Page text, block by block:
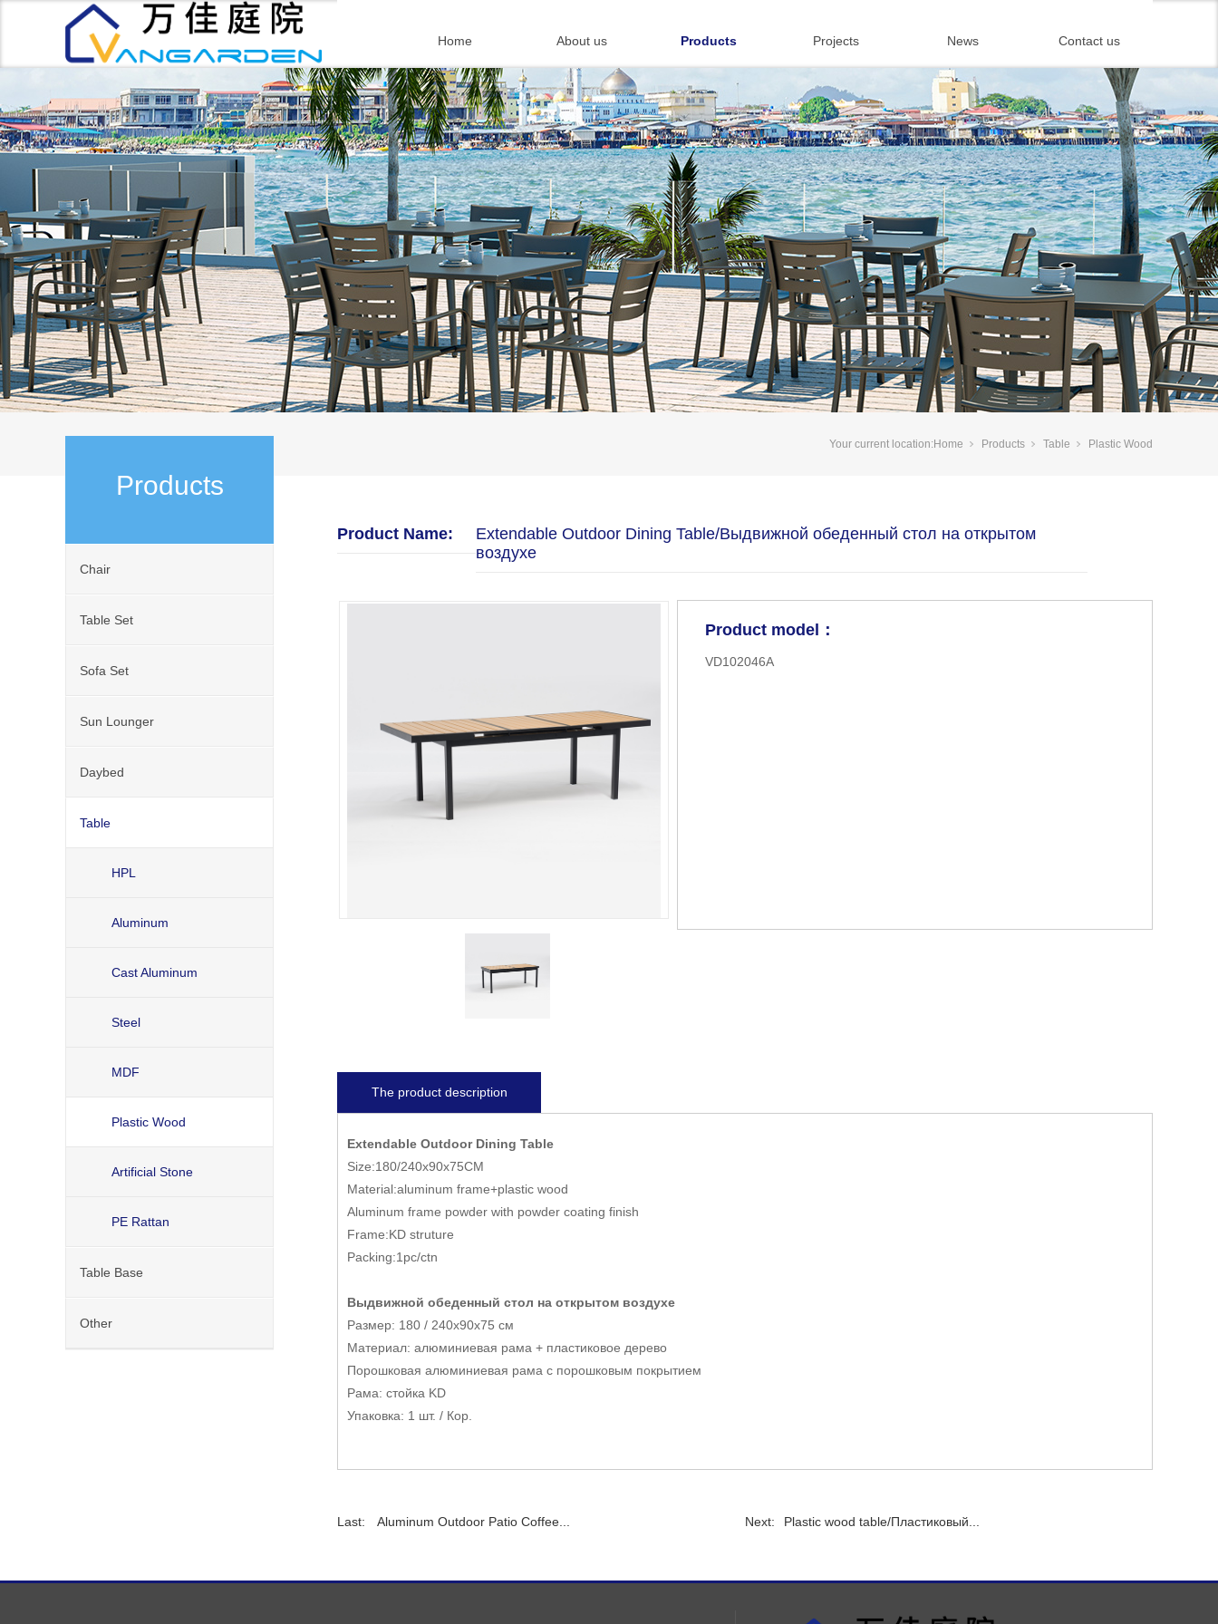
Home About us Products Projects News Contact us
Products
Chair
Table Set
Sofa Set
Sun Lounger
Daybed
Table
HPL
Aluminum
Cast Aluminum
Steel
MDF
Plastic Wood
Artificial Stone
PE Rattan
Table Base
Other
Your current location:Home Products Table Plastic Wood
Product Name:
Extendable Outdoor Dining Table/Выдвижной обеденный стол на открытом
воздухе
Product model：
VD102046A
The product description
Extendable Outdoor Dining Table
Size:180/240x90x75CM
Material:aluminum frame+plastic wood
Aluminum frame powder with powder coating finish
Frame:KD struture
Packing:1pc/ctn
Выдвижной обеденный стол на открытом воздухе
Размер: 180 / 240x90x75 см
Материал: алюминиевая рама + пластиковое дерево
Порошковая алюминиевая рама с порошковым покрытием
Рама: стойка KD
Упаковка: 1 шт. / Кор.
Last: Aluminum Outdoor Patio Coffee... Next: Plastic wood table/Пластиковый...